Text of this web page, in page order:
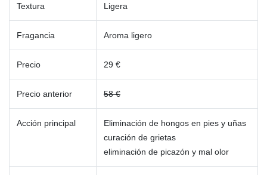
Textura Ligera
Fragancia Aroma ligero
Precio 29 €
Precio anterior 58 €
Acción principal
Eliminación de hongos en pies y uñas
curación de grietas
eliminación de picazón y mal olor